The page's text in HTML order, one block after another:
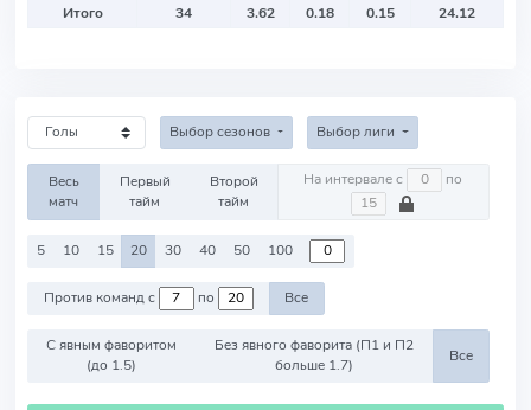
Итого
34 3.62 0.18 0.15 24.12
Выбор сезонов Выбор лиги
Весь
матч
Первый
тайм
Второй
тайм
На интервале с по
5 10 15 20 30 40 50 100
Против команд с по Все
С явным фаворитом
(до 1.5)
Без явного фаворита (П1 и П2
больше 1.7)
Все